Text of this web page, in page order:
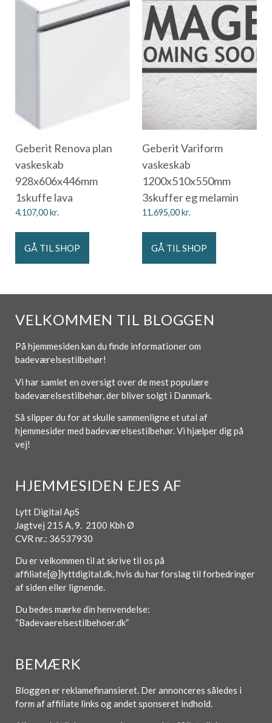
Geberit Renova plan
vaskeskab
928x606x446mm
1skuffe lava
4.107,00kr.
GÅ TIL SHOP
Geberit Variform
vaskeskab
1200x510x550mm
3skuffer eg melamin
11.695,00kr.
GÅ TIL SHOP
VELKOMMEN TIL BLOGGEN
På hjemmesiden kan du finde informationer om
badeværelsestilbehør!
Vi har samlet en oversigt over de mest populære
badeværelsestilbehør, der bliver solgt i Danmark.
Så slipper du for at skulle sammenligne et utal af
hjemmesider med badeværelsestilbehør. Vi hjælper dig på
vej!
HJEMMESIDEN EJES AF
Lytt Digital ApS
Jagtvej 215 A, 9. 2100 Kbh Ø
CVR nr.: 36537930
Du er velkommen til at skrive til os på
affiliate[@]lyttdigital.dk, hvis du har forslag til forbedringer
af siden eller lignende.
Du bedes mærke din henvendelse:
“Badevaerelsestilbehoer.dk”
BEMÆRK
Bloggen er reklamefinansieret. Der annonceres således i
form af affiliate links og andet sponseret indhold.